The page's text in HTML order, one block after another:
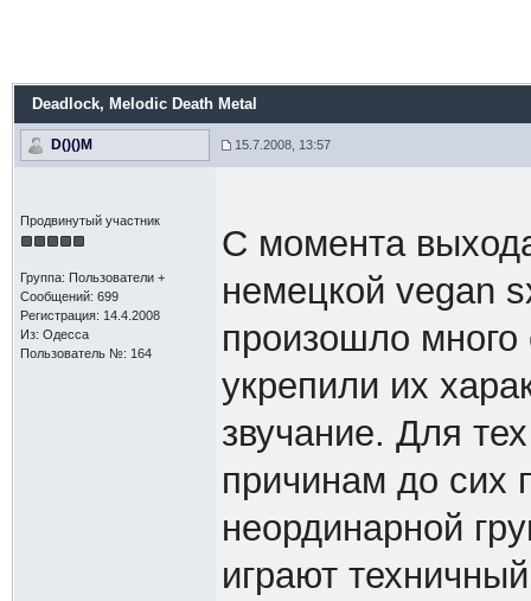
Deadlock, Melodic Death Metal
D()()M 15.7.2008, 13:57
Продвинутый участник
Группа: Пользователи +
Сообщений: 699
Регистрация: 14.4.2008
Из: Одесса
Пользователь №: 164
С момента
немецкой vegan
произошло
укрепили их
звучание. Для
причинам до сих
неординарной
играют